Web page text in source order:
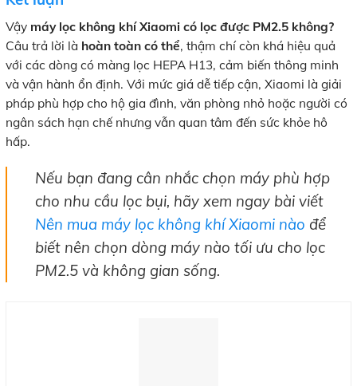
Vậy máy lọc không khí Xiaomi có lọc được PM2.5 không?
Câu trả lời là hoàn toàn có thể, thậm chí còn khá hiệu quả
với các dòng có màng lọc HEPA H13, cảm biến thông minh
và vận hành ổn định. Với mức giá dễ tiếp cận, Xiaomi là giải
pháp phù hợp cho hộ gia đình, văn phòng nhỏ hoặc người có
ngân sách hạn chế nhưng vẫn quan tâm đến sức khỏe hô
hấp.
Nếu bạn đang cân nhắc chọn máy phù hợp
cho nhu cầu lọc bụi, hãy xem ngay bài viết
Nên mua máy lọc không khí Xiaomi nào để
biết nên chọn dòng máy nào tối ưu cho lọc
PM2.5 và không gian sống.